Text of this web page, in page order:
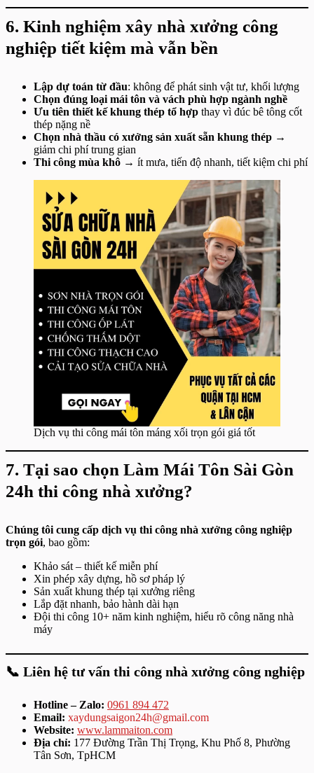
6. Kinh nghiệm xây nhà xưởng công
nghiệp tiết kiệm mà vẫn bền
Lập dự toán từ đầu: không để phát sinh vật tư, khối lượng
Chọn đúng loại mái tôn và vách phù hợp ngành nghề
Ưu tiên thiết kế khung thép tổ hợp thay vì đúc bê tông cốt
thép nặng nề
Chọn nhà thầu có xưởng sản xuất sẵn khung thép →
giảm chi phí trung gian
Thi công mùa khô → ít mưa, tiến độ nhanh, tiết kiệm chi phí
Dịch vụ thi công mái tôn máng xối trọn gói giá tốt
7. Tại sao chọn Làm Mái Tôn Sài Gòn
24h thi công nhà xưởng?
Chúng tôi cung cấp dịch vụ thi công nhà xưởng công nghiệp
trọn gói, bao gồm:
Khảo sát – thiết kế miễn phí
Xin phép xây dựng, hồ sơ pháp lý
Sản xuất khung thép tại xưởng riêng
Lắp đặt nhanh, bảo hành dài hạn
Đội thi công 10+ năm kinh nghiệm, hiểu rõ công năng nhà
máy
📞 Liên hệ tư vấn thi công nhà xưởng công nghiệp
Hotline – Zalo: 0961 894 472
Email: xaydungsaigon24h@gmail.com
Website: www.lammaiton.com
Địa chỉ: 177 Đường Trần Thị Trọng, Khu Phố 8, Phường
Tân Sơn, TpHCM